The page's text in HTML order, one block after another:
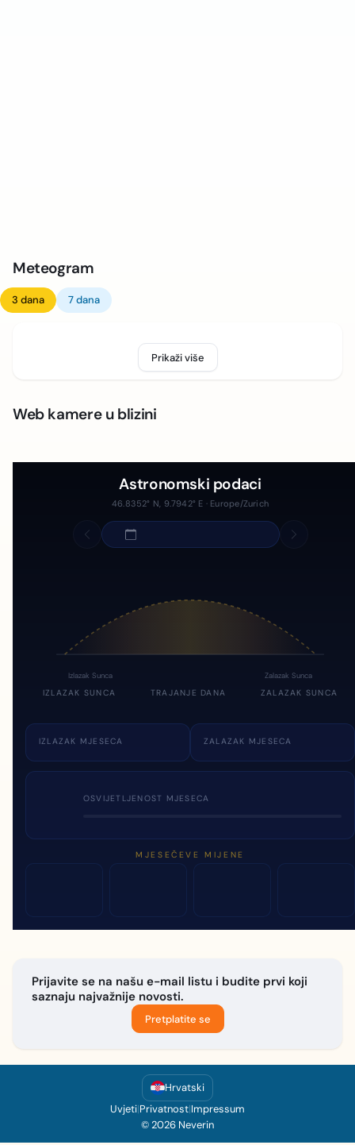
Meteogram
3 dana 7 dana
Prikaži više
Web kamere u blizini
Astronomski podaci
46.8352° N, 9.7942° E · Europe/Zurich
Izlazak Sunca Zalazak Sunca
IZLAZAK SUNCA TRAJANJE DANA ZALAZAK SUNCA
IZLAZAK MJESECA ZALAZAK MJESECA
OSVIJETLJENOST MJESECA
MJESEČEVE MIJENE
Prijavite se na našu e-mail listu i budite prvi koji
saznaju najvažnije novosti.
Pretplatite se
Hrvatski
Uvjeti|Privatnost|Impressum
© 2026 Neverin